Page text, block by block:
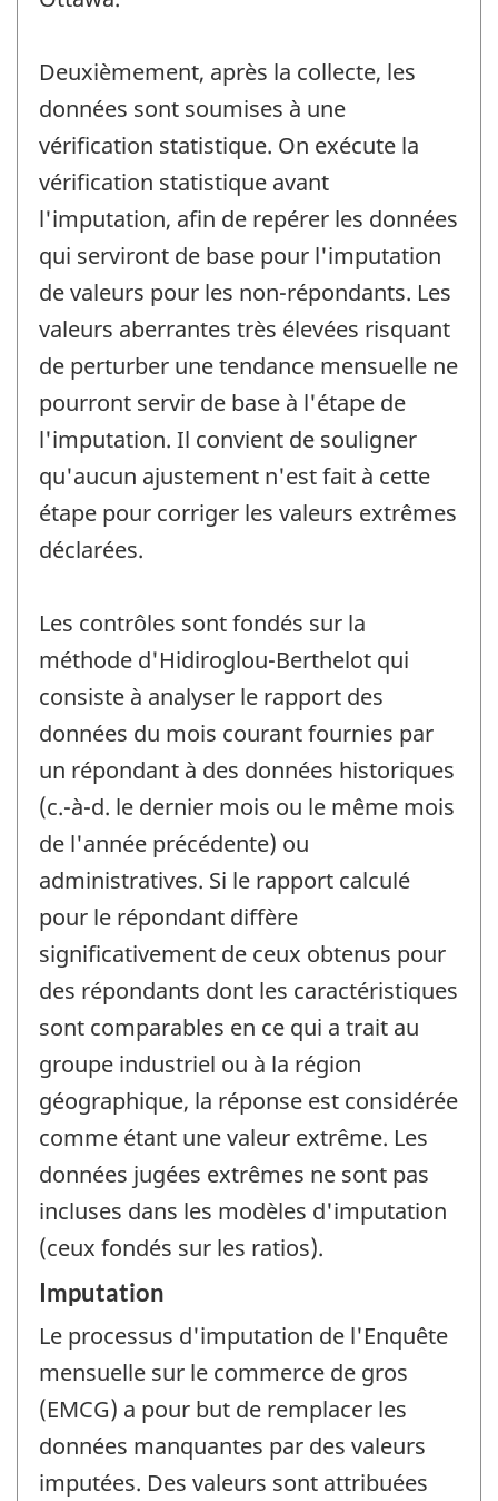
Deuxièmement, après la collecte, les
données sont soumises à une
vérification statistique. On exécute la
vérification statistique avant
l'imputation, afin de repérer les données
qui serviront de base pour l'imputation
de valeurs pour les non-répondants. Les
valeurs aberrantes très élevées risquant
de perturber une tendance mensuelle ne
pourront servir de base à l'étape de
l'imputation. Il convient de souligner
qu'aucun ajustement n'est fait à cette
étape pour corriger les valeurs extrêmes
déclarées.
Les contrôles sont fondés sur la
méthode d'Hidiroglou-Berthelot qui
consiste à analyser le rapport des
données du mois courant fournies par
un répondant à des données historiques
(c.-à-d. le dernier mois ou le même mois
de l'année précédente) ou
administratives. Si le rapport calculé
pour le répondant diffère
significativement de ceux obtenus pour
des répondants dont les caractéristiques
sont comparables en ce qui a trait au
groupe industriel ou à la région
géographique, la réponse est considérée
comme étant une valeur extrême. Les
données jugées extrêmes ne sont pas
incluses dans les modèles d'imputation
(ceux fondés sur les ratios).
Imputation
Le processus d'imputation de l'Enquête
mensuelle sur le commerce de gros
(EMCG) a pour but de remplacer les
données manquantes par des valeurs
imputées. Des valeurs sont attribuées